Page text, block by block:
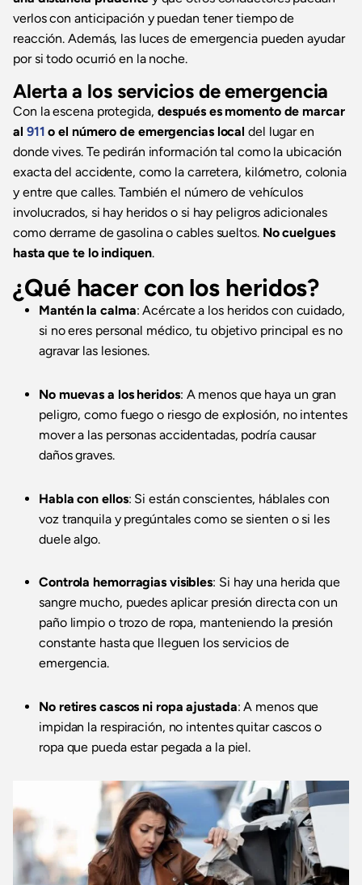
verlos con anticipación y puedan tener tiempo de
reacción. Además, las luces de emergencia pueden ayudar
por si todo ocurrió en la noche.
Alerta a los servicios de emergencia
Con la escena protegida, después es momento de marcar
al 911 o el número de emergencias local del lugar en
donde vives. Te pedirán información tal como la ubicación
exacta del accidente, como la carretera, kilómetro, colonia
y entre que calles. También el número de vehículos
involucrados, si hay heridos o si hay peligros adicionales
como derrame de gasolina o cables sueltos. No cuelgues
hasta que te lo indiquen.
¿Qué hacer con los heridos?
Mantén la calma: Acércate a los heridos con cuidado,
si no eres personal médico, tu objetivo principal es no
agravar las lesiones.
No muevas a los heridos: A menos que haya un gran
peligro, como fuego o riesgo de explosión, no intentes
mover a las personas accidentadas, podría causar
daños graves.
Habla con ellos: Si están conscientes, háblales con
voz tranquila y pregúntales como se sienten o si les
duele algo.
Controla hemorragias visibles: Si hay una herida que
sangre mucho, puedes aplicar presión directa con un
paño limpio o trozo de ropa, manteniendo la presión
constante hasta que lleguen los servicios de
emergencia.
No retires cascos ni ropa ajustada: A menos que
impidan la respiración, no intentes quitar cascos o
ropa que pueda estar pegada a la piel.